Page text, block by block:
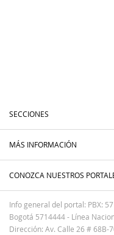
SECCIONES
MÁS INFORMACIÓN
CONOZCA NUESTROS
Info general del portal: PBX:
Bogotá 5714444 - Línea
Dirección: Av. Calle 26 # 68B-